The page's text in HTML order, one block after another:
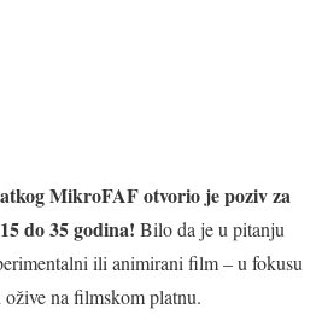
MikroFAFotvorio je poziv za
do 35 godina! Bilo da je u pitanju
ili animirani film – u fokusu
na filmskom platnu.